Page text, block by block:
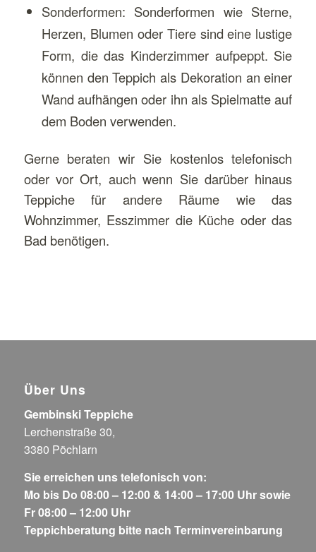
Sonderformen: Sonderformen wie Sterne,
Herzen, Blumen oder Tiere sind eine lustige
Form, die das Kinderzimmer aufpeppt. Sie
können den Teppich als Dekoration an einer
Wand aufhängen oder ihn als Spielmatte auf
dem Boden verwenden.
Gerne beraten wir Sie kostenlos telefonisch
oder vor Ort, auch wenn Sie darüber hinaus
Teppiche für andere Räume wie das
Wohnzimmer, Esszimmer die Küche oder das
Bad benötigen.
Über Uns
Gembinski Teppiche
Lerchenstraße 30,
3380 Pöchlarn
Sie erreichen uns telefonisch von:
Mo bis Do 08:00 – 12:00 & 14:00 – 17:00 Uhr sowie
Fr 08:00 – 12:00 Uhr
Teppichberatung bitte nach Terminvereinbarung